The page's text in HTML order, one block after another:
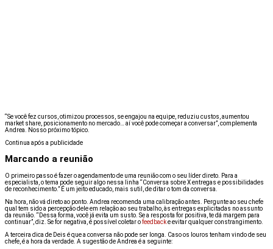
“Se você fez cursos, otimizou processos, se engajou na equipe, reduziu custos, aumentou
market share, posicionamento no mercado… aí você pode começar a conversar”, complementa
Andrea. Nosso próximo tópico.
Continua após a publicidade
Marcando a reunião
O primeiro passo é fazer o agendamento de uma reunião com o seu líder direto. Para a
especialista, o tema pode seguir algo nessa linha “Conversa sobre X entregas e possibilidades
de reconhecimento.” É um jeito educado, mais sutil, de ditar o tom da conversa.
Na hora, não vá direto ao ponto. Andrea recomenda uma calibração antes. Pergunte ao seu chefe
qual tem sido a percepção dele em relação ao seu trabalho, às entregas explicitadas no assunto
da reunião. “Dessa forma, você já evita um susto. Se a resposta for positiva, te dá margem para
continuar”, diz. Se for negativa, é possível coletar ofeedbacke evitar qualquer constrangimento.
A terceira dica de Deis é que a conversa não pode ser longa. Caso os louros tenham vindo de seu
chefe, é a hora da verdade. A sugestão de Andrea é a seguinte: